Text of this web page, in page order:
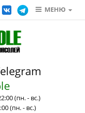
МЕНЮ
(пн. - вс.)
(пн. - вс.)